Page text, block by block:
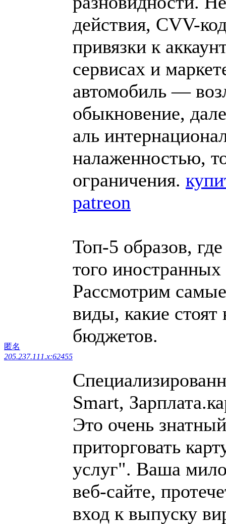
匿名
205.237.111.x:62455
действия, CVV-
привязки к
сервисах и
автомобиль —
обыкновение,
аль
налаженностью,
ограничения.
patreon
Топ-5 образов,
того
Рассмотрим
виды, какие
бюджетов.
Smart,
Это очень
приторговать
услуг". Ваша
веб-сайте,
вход к выпуску